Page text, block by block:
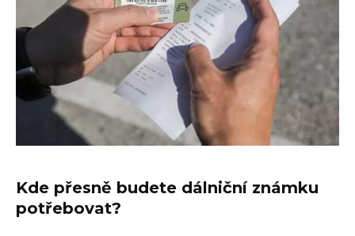
Kde přesně budete dálniční známku
potřebovat?